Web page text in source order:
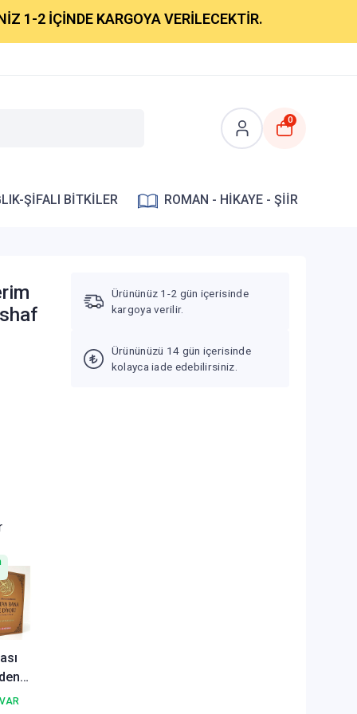
KARGOYA VERİLECEKTİR.
0
ŞİFALI BİTKİLER ROMAN - HİKAYE - ŞİİR
Ürününüz 1-2 gün içerisinde
kargoya verilir.
Ürününüzü 14 gün içerisinde
kolayca iade edebilirsiniz.